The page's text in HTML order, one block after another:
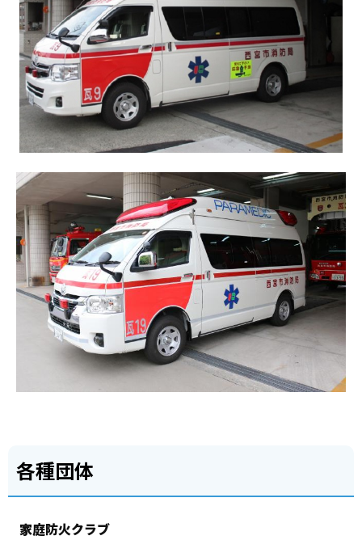
各種団体
家庭防火クラブ